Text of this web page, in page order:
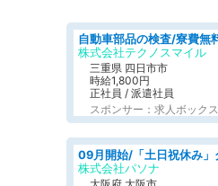
株式会社テクノスマイル
三重県 四日市市
時給1,800円
正社員 / 派遣社員
スポンサー：求人ボックス
株式会社パソナ